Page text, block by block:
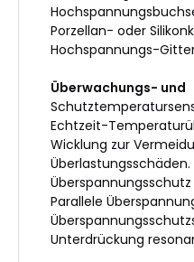
Porzellan- oder
Hochspannungs-
Überwachungs- und
Echtzeit-
Wicklung zur
Überlastungsschäden.
Überspannungsschutz
Parallele
Unterdrückung